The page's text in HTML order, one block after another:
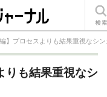
編】プロセスよりも結果重視なシ
りも結果重視なシ